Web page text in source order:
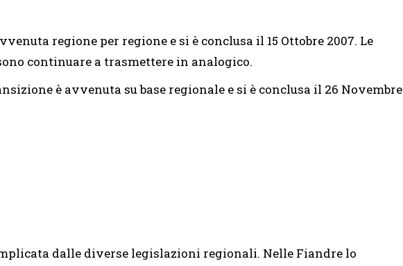
regione per regione e si è conclusa il 15 Ottobre 2007. Le
continuare a trasmettere in analogico.
è avvenuta su base regionale e si è conclusa il 26 Novembre
dalle diverse legislazioni regionali. Nelle Fiandre lo